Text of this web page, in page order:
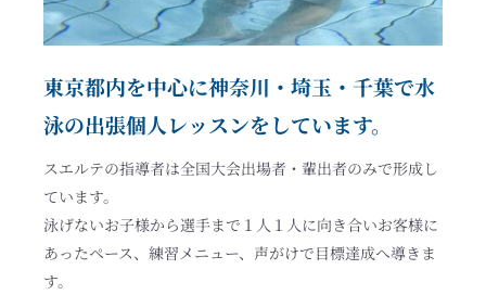
東京都内を中心に神奈川・埼玉・千葉で水
泳の出張個人レッスンをしています。
スエルテの指導者は全国大会出場者・輩出者のみで形成し
ています。
泳げないお子様から選手まで１人１人に向き合いお客様に
あったペース、練習メニュー、声がけで目標達成へ導きま
す。